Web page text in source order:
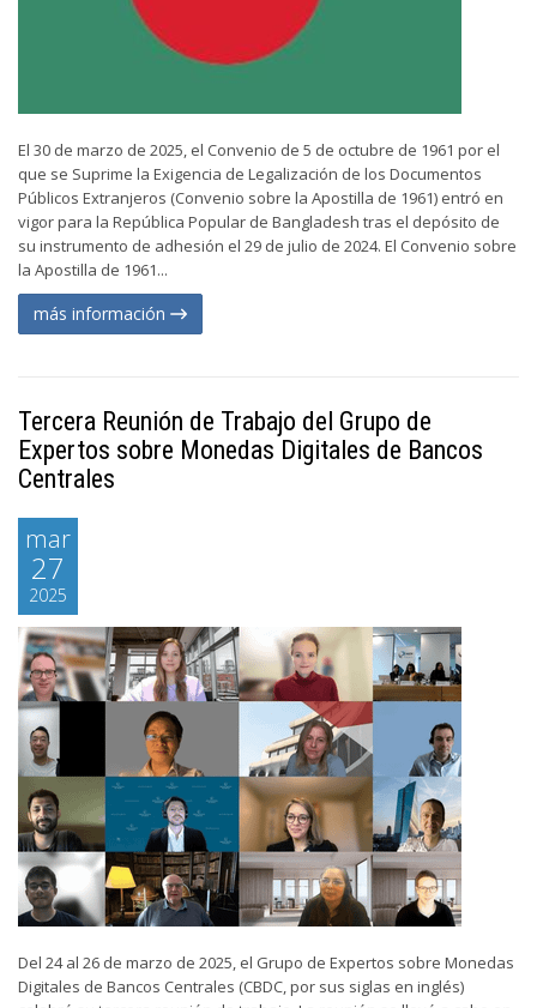
El 30 de marzo de 2025, el Convenio de 5 de octubre de 1961 por el
que se Suprime la Exigencia de Legalización de los Documentos
Públicos Extranjeros (Convenio sobre la Apostilla de 1961) entró en
vigor para la República Popular de Bangladesh tras el depósito de
su instrumento de adhesión el 29 de julio de 2024. El Convenio sobre
la Apostilla de 1961...
más información
Tercera Reunión de Trabajo del Grupo de
Expertos sobre Monedas Digitales de Bancos
Centrales
mar
27
2025
Del 24 al 26 de marzo de 2025, el Grupo de Expertos sobre Monedas
Digitales de Bancos Centrales (CBDC, por sus siglas en inglés)